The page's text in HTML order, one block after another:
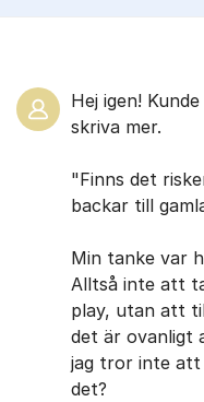
Hej igen!
skriva mer.
"Finns det
backar till
Min tanke var
Alltså inte att
play, utan att
det är ovanligt
jag ​tror inte att
det?